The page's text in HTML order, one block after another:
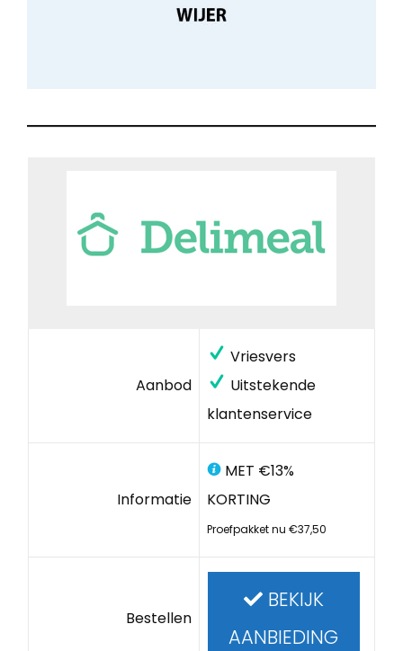
Aanbod
Vriesvers
Uitstekende
klantenservice
Informatie
MET €13%
KORTING
Proefpakket nu €37,50
Bestellen
BEKIJK
AANBIEDING